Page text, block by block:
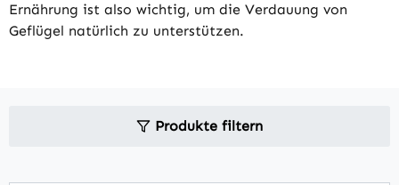
Ernährung ist also wichtig, um die Verdauung von
Geflügel natürlich zu unterstützen.
Produkte filtern